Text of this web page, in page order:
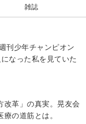
雑誌
刊少年チャンピオン
なった私を見ていた
改革」の真実。晃友会
の道筋とは。